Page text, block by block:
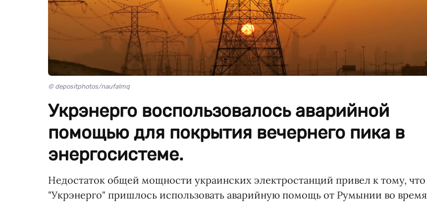
© depositphotos/naufalmq
Укрэнерго воспользовалось аварийной
помощью для покрытия вечернего пика в
энергосистеме.
Недостаток общей мощности украинских электростанций привел к тому, что
"Укрэнерго" пришлось использовать аварийную помощь от Румынии во время